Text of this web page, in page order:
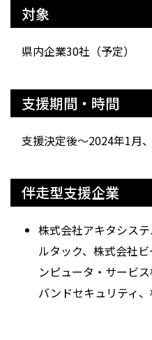
対象
県内企業30社（予定）
支援期間・時間
支援決定後～2024年1月
伴走型支援企業
株式会社アキタシス
ルタック、株式会社
ンピュータ・サービ
バンドセキュリティ